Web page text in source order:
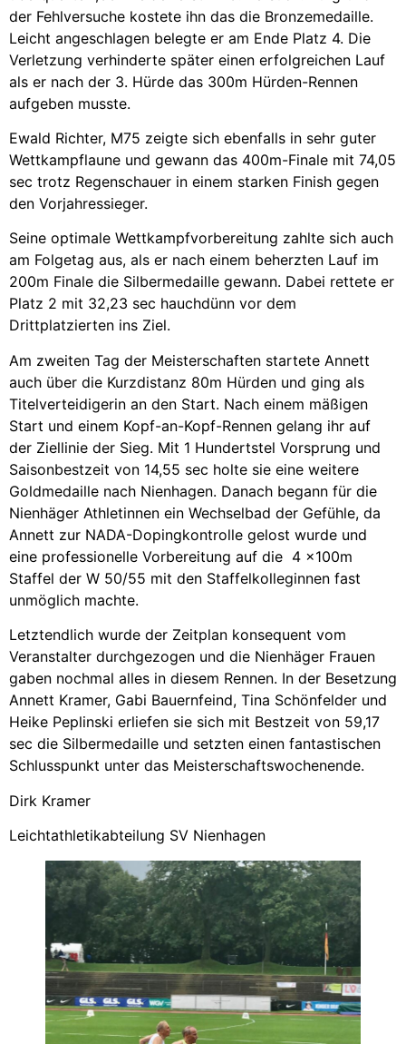
der Fehlversuche kostete ihn das die Bronzemedaille.
Leicht angeschlagen belegte er am Ende Platz 4. Die
Verletzung verhinderte später einen erfolgreichen Lauf
als er nach der 3. Hürde das 300m Hürden-Rennen
aufgeben musste.
Ewald Richter, M75 zeigte sich ebenfalls in sehr guter
Wettkampflaune und gewann das 400m-Finale mit 74,05
sec trotz Regenschauer in einem starken Finish gegen
den Vorjahressieger.
Seine optimale Wettkampfvorbereitung zahlte sich auch
am Folgetag aus, als er nach einem beherzten Lauf im
200m Finale die Silbermedaille gewann. Dabei rettete er
Platz 2 mit 32,23 sec hauchdünn vor dem
Drittplatzierten ins Ziel.
Am zweiten Tag der Meisterschaften startete Annett
auch über die Kurzdistanz 80m Hürden und ging als
Titelverteidigerin an den Start. Nach einem mäßigen
Start und einem Kopf-an-Kopf-Rennen gelang ihr auf
der Ziellinie der Sieg. Mit 1 Hundertstel Vorsprung und
Saisonbestzeit von 14,55 sec holte sie eine weitere
Goldmedaille nach Nienhagen. Danach begann für die
Nienhäger Athletinnen ein Wechselbad der Gefühle, da
Annett zur NADA-Dopingkontrolle gelost wurde und
eine professionelle Vorbereitung auf die 4 x100m
Staffel der W 50/55 mit den Staffelkolleginnen fast
unmöglich machte.
Letztendlich wurde der Zeitplan konsequent vom
Veranstalter durchgezogen und die Nienhäger Frauen
gaben nochmal alles in diesem Rennen. In der Besetzung
Annett Kramer, Gabi Bauernfeind, Tina Schönfelder und
Heike Peplinski erliefen sie sich mit Bestzeit von 59,17
sec die Silbermedaille und setzten einen fantastischen
Schlusspunkt unter das Meisterschaftswochenende.
Dirk Kramer
Leichtathletikabteilung SV Nienhagen